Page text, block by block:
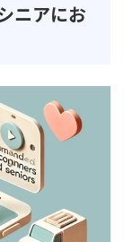
ニアにお